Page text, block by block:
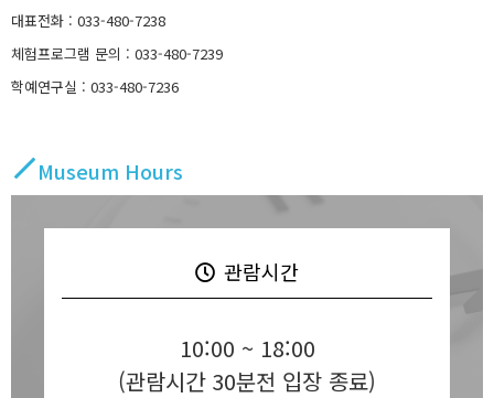
대표전화 : 033-480-7238
체험프로그램 문의 : 033-480-7239
학예연구실 : 033-480-7236
Museum Hours
관람시간
10:00 ~ 18:00
(관람시간 30분전 입장 종료)